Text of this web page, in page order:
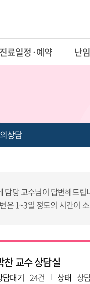
진료일정·예약 난
상담
담당 교수님이 답변해드립
은 1~3일 정도의 시간이
찬 교수 상담실
담대기 24건 상태 상